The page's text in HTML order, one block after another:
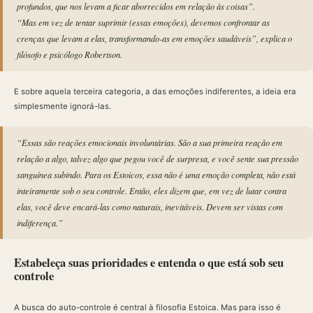
profundos, que nos levam a ficar aborrecidos em relação às coisas”.
“Mas em vez de tentar suprimir (essas emoções), devemos confrontar as
crenças que levam a elas, transformando-as em emoções saudáveis”, explica o
filósofo e psicólogo Robertson.
E sobre aquela terceira categoria, a das emoções indiferentes, a ideia era
simplesmente ignorá-las.
“Essas são reações emocionais involuntárias. São a sua primeira reação em
relação a algo, talvez algo que pegou você de surpresa, e você sente sua pressão
sanguínea subindo. Para os Estoicos, essa não é uma emoção completa, não está
inteiramente sob o seu controle. Então, eles dizem que, em vez de lutar contra
elas, você deve encará-las como naturais, inevitáveis. Devem ser vistas com
indiferença.”
Estabeleça suas prioridades e entenda o que está sob seu
controle
A busca do auto-controle é central à filosofia Estoica. Mas para isso é